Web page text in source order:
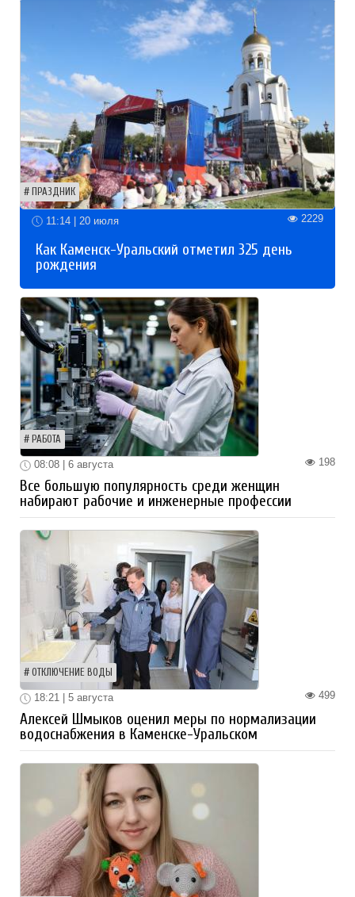
ПРАЗДНИК
11:14 | 20 июля 2229
Как Каменск-Уральский отметил 325 день
рождения
РАБОТА
198
08:08 | 6 августа
Все большую популярность среди женщин
набирают рабочие и инженерные профессии
ОТКЛЮЧЕНИЕ ВОДЫ
499
18:21 | 5 августа
Алексей Шмыков оценил меры по нормализации
водоснабжения в Каменске-Уральском